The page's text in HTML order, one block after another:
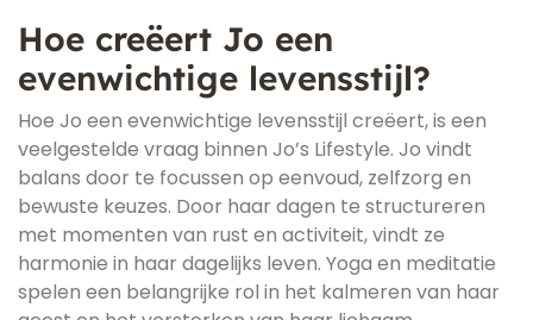
Hoe creëert Jo een
evenwichtige levensstijl?
Hoe Jo een evenwichtige levensstijl creëert, is een
veelgestelde vraag binnen Jo’s Lifestyle. Jo vindt
balans door te focussen op eenvoud, zelfzorg en
bewuste keuzes. Door haar dagen te structureren
met momenten van rust en activiteit, vindt ze
harmonie in haar dagelijks leven. Yoga en meditatie
spelen een belangrijke rol in het kalmeren van haar